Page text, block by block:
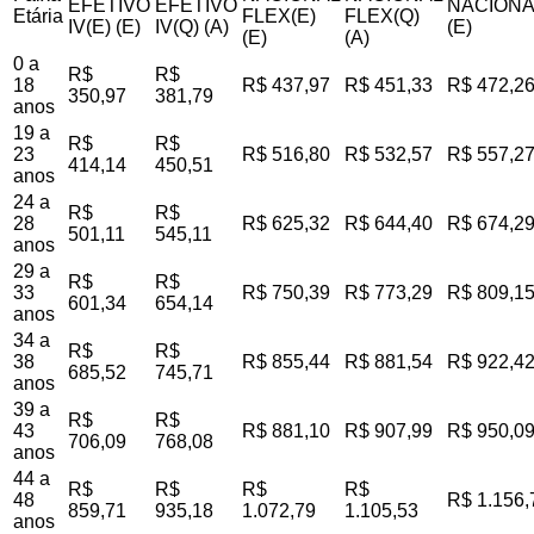
Etária
EFETIVO
IV(E) (E)
EFETIVO
IV(Q) (A)
FLEX(E)
(E)
FLEX(Q)
(A)
(E)
0 a
18
anos
R$
350,97
R$
381,79
R$ 437,97 R$ 451,33 R$ 472,26
19 a
23
anos
R$
414,14
R$
450,51
R$ 516,80 R$ 532,57 R$ 557,27
24 a
28
anos
R$
501,11
R$
545,11
R$ 625,32 R$ 644,40 R$ 674,29
29 a
33
anos
R$
601,34
R$
654,14
R$ 750,39 R$ 773,29 R$ 809,15
34 a
38
anos
R$
685,52
R$
745,71
R$ 855,44 R$ 881,54 R$ 922,42
39 a
43
anos
R$
706,09
R$
768,08
R$ 881,10 R$ 907,99 R$ 950,09
44 a
48
anos
R$
859,71
R$
935,18
R$
1.072,79
R$
1.105,53
R$